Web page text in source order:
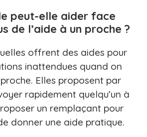
peut-elle aider face
de l’aide à un proche ?
offrent des aides pour
inattendues quand on
proche. Elles proposent par
rapidement quelqu’un à
un remplaçant pour
donner une aide pratique.